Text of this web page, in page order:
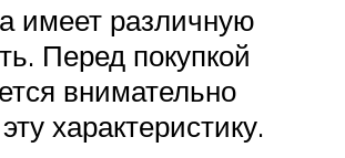
имеет различную
Перед покупкой
внимательно
характеристику.